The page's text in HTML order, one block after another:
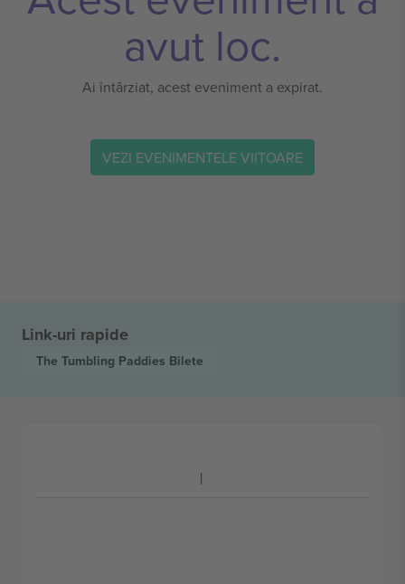
avut loc.
Ai întârziat, acest eveniment a expirat.
VEZI EVENIMENTELE VIITOARE
Link-uri rapide
The Tumbling Paddies Bilete